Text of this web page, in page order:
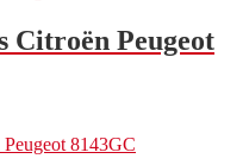
Citroën Peugeot